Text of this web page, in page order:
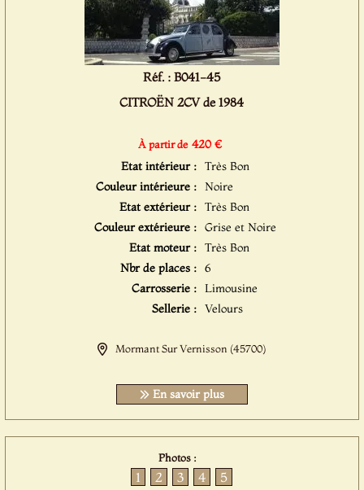
Réf. : B041-45
CITROËN 2CV de 1984
À partir de 420 €
Etat intérieur : Très Bon
Couleur intérieure : Noire
Etat extérieur : Très Bon
Couleur extérieure : Grise et Noire
Etat moteur : Très Bon
Nbr de places : 6
Carrosserie : Limousine
Sellerie : Velours
Mormant Sur Vernisson (45700)
En savoir plus
Photos :
1 2 3 4 5